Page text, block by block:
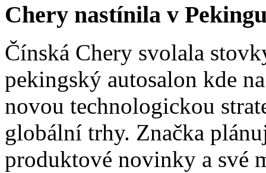
Chery nastínila v
Čínská Chery svolala
pekingský autosalon kde
novou technologickou
globální trhy. Značka
produktové novinky a své